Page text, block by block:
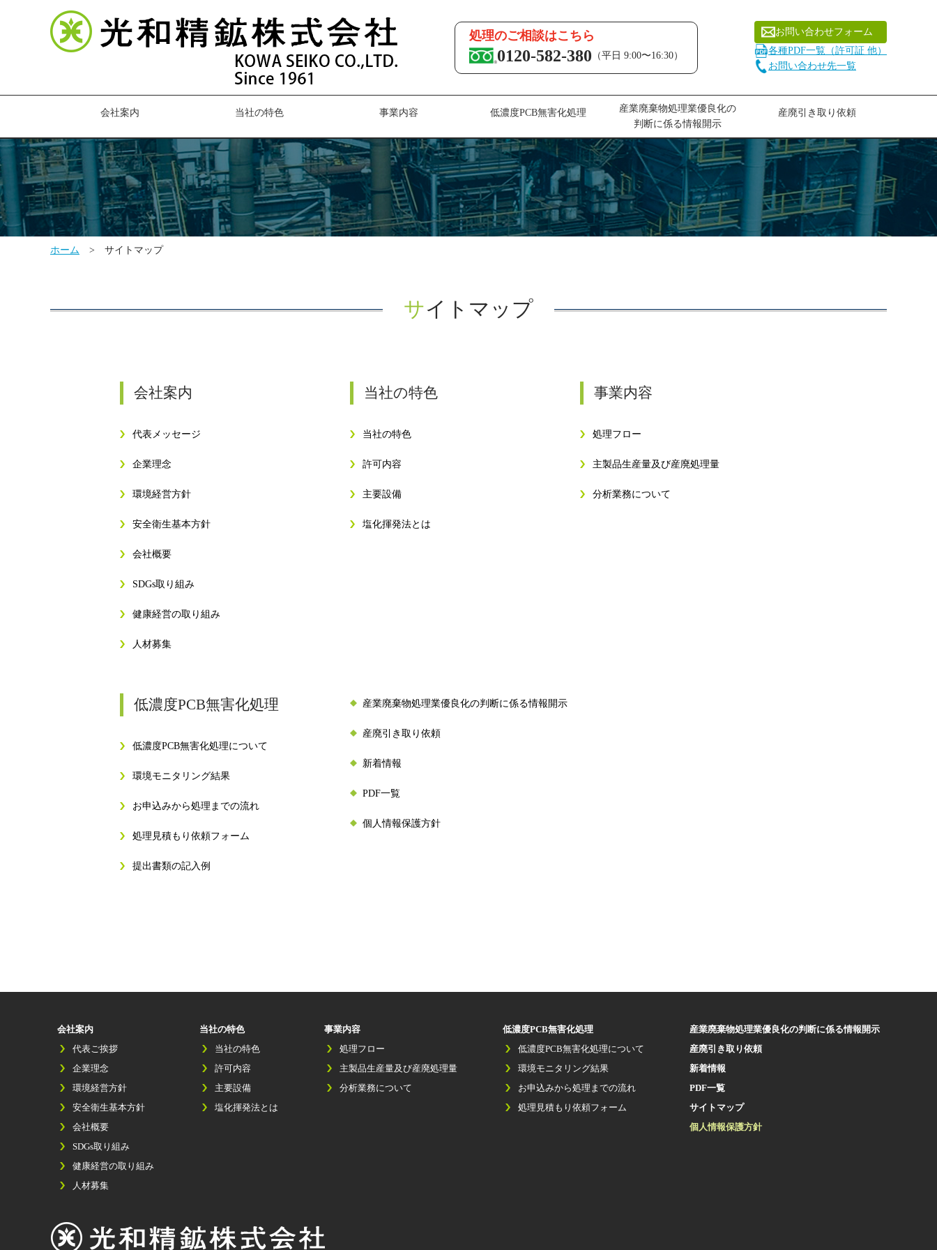
処理のご相談はこちら
0120-582-380 （平日 9:00〜16:30）
お問い合わせフォーム
各種PDF一覧（許可証 他）
お問い合わせ先一覧
会社案内 当社の特色 事業内容 低濃度PCB無害化処理
産業廃棄物処理業優良化の
判断に係る情報開示
産廃引き取り依頼
ホーム > サイトマップ
サイトマップ
会社案内
代表メッセージ
企業理念
環境経営方針
安全衛生基本方針
会社概要
SDGs取り組み
健康経営の取り組み
人材募集
当社の特色
当社の特色
許可内容
主要設備
塩化揮発法とは
事業内容
処理フロー
主製品生産量及び産廃処理量
分析業務について
低濃度PCB無害化処理
低濃度PCB無害化処理について
環境モニタリング結果
お申込みから処理までの流れ
処理見積もり依頼フォーム
提出書類の記入例
産業廃棄物処理業優良化の判断に係る情報開示
産廃引き取り依頼
新着情報
PDF一覧
個人情報保護方針
会社案内
代表ご挨拶
企業理念
環境経営方針
安全衛生基本方針
会社概要
SDGs取り組み
健康経営の取り組み
人材募集
当社の特色
当社の特色
許可内容
主要設備
塩化揮発法とは
事業内容
処理フロー
主製品生産量及び産廃処理量
分析業務について
低濃度PCB無害化処理
低濃度PCB無害化処理について
環境モニタリング結果
お申込みから処理までの流れ
処理見積もり依頼フォーム
産業廃棄物処理業優良化の判断に係る情報開示
産廃引き取り依頼
新着情報
PDF一覧
サイトマップ
個人情報保護方針